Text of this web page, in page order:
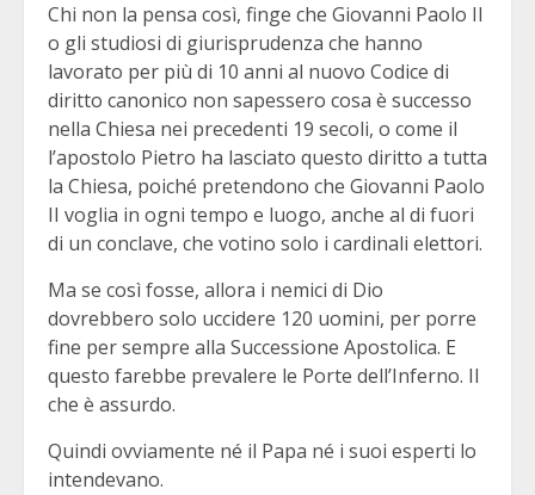
Chi non la pensa così, finge che Giovanni Paolo II
o gli studiosi di giurisprudenza che hanno
lavorato per più di 10 anni al nuovo Codice di
diritto canonico non sapessero cosa è successo
nella Chiesa nei precedenti 19 secoli, o come il
l’apostolo Pietro ha lasciato questo diritto a tutta
la Chiesa, poiché pretendono che Giovanni Paolo
II voglia in ogni tempo e luogo, anche al di fuori
di un conclave, che votino solo i cardinali elettori.
Ma se così fosse, allora i nemici di Dio
dovrebbero solo uccidere 120 uomini, per porre
fine per sempre alla Successione Apostolica. E
questo farebbe prevalere le Porte dell’Inferno. Il
che è assurdo.
Quindi ovviamente né il Papa né i suoi esperti lo
intendevano.